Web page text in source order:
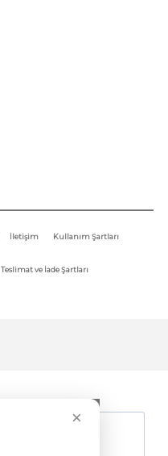
İletişim Kullanım Şartları
Teslimat ve İade Şartları
×